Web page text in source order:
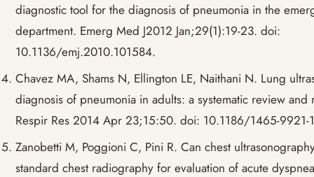
diagnostic tool for the diagnosis of pneumonia in the
department. Emerg Med J2012 Jan;29(1):19-23. doi:
10.1136/emj.2010.101584.
Chavez MA, Shams N, Ellington LE, Naithani N. Lung
diagnosis of pneumonia in adults: a systematic review and
Respir Res 2014 Apr 23;15:50. doi: 10.1186/1465-9921-
Zanobetti M, Poggioni C, Pini R. Can chest
standard chest radiography for evaluation of acute